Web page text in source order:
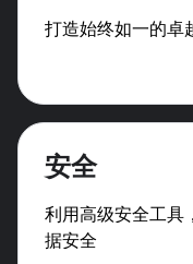
打造始终如一的卓
安全
利用高级安全工具
据安全